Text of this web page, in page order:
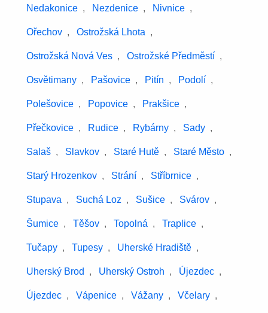
Nedakonice , Nezdenice , Nivnice ,
Ořechov , Ostrožská Lhota ,
Ostrožská Nová Ves , Ostrožské Předměstí ,
Osvětimany , Pašovice , Pitín , Podolí ,
Polešovice , Popovice , Prakšice ,
Přečkovice , Rudice , Rybárny , Sady ,
Salaš , Slavkov , Staré Hutě , Staré Město ,
Starý Hrozenkov , Strání , Stříbrnice ,
Stupava , Suchá Loz , Sušice , Svárov ,
Šumice , Těšov , Topolná , Traplice ,
Tučapy , Tupesy , Uherské Hradiště ,
Uherský Brod , Uherský Ostroh , Újezdec ,
Újezdec , Vápenice , Vážany , Včelary ,